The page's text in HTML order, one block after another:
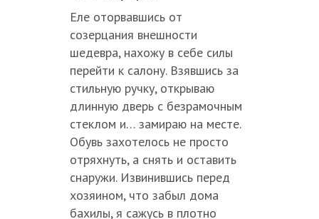
Еле оторвавшись от
созерцания внешности
шедевра, нахожу в себе силы
перейти к салону. Взявшись за
стильную ручку, открываю
длинную дверь с безрамочным
стеклом и… замираю на месте.
Обувь захотелось не просто
отряхнуть, а снять и оставить
снаружи. Извинившись перед
хозяином, что забыл дома
бахилы, я сажусь в плотно